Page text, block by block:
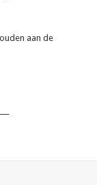
aan de